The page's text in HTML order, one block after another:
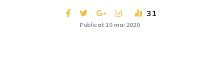
31
Publicat 19 mai 2020